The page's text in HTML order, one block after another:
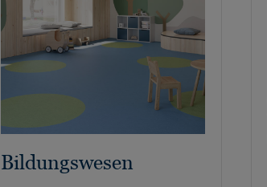
Bildungswesen